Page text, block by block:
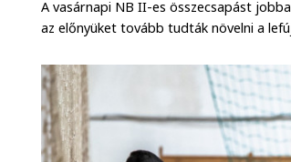
A vasárnapi NB II-es összecsapást
az előnyüket tovább tudták növelni a